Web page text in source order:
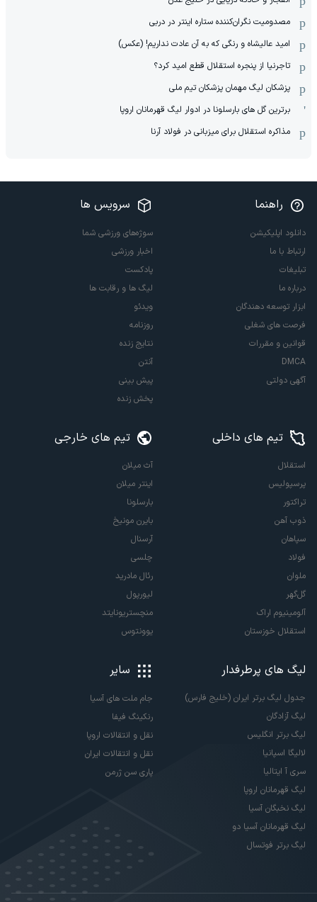
مصدومیت نگران‌کننده ستاره اینتر در دربی
امید عالیشاه و رنگی که به آن عادت نداریم! (عکس)
تاجرنیا از پنجره استقلال قطع امید کرد؟
پزشکان لیگ مهمان پزشکان تیم ملی
برترین گل های بارسلونا در ادوار لیگ قهرمانان اروپا
مذاکره استقلال برای میزبانی در فولاد آرنا
راهنما
دانلود اپلیکیشن
ارتباط با ما
تبلیغات
درباره ما
ابزار توسعه دهندگان
فرصت های شغلی
قوانین و مقررات
DMCA
آگهی دولتی
سرویس ها
سوژه‌های ورزشی شما
اخبار ورزشی
پادکست
لیگ ها و رقابت ها
ویدئو
روزنامه
نتایج زنده
آنتن
پیش بینی
پخش زنده
تیم های داخلی
استقلال
پرسپولیس
تراکتور
ذوب آهن
سپاهان
فولاد
ملوان
گل‌گهر
آلومینیوم اراک
استقلال خوزستان
تیم های خارجی
آث میلان
اینتر میلان
بارسلونا
بایرن مونیخ
آرسنال
چلسی
رئال مادرید
لیورپول
منچستریونایتد
یوونتوس
لیگ های پرطرفدار
جدول لیگ برتر ایران (خلیج فارس)
لیگ آزادگان
لیگ برتر انگلیس
لالیگا اسپانیا
سری آ ایتالیا
لیگ قهرمانان اروپا
لیگ نخبگان آسیا
لیگ قهرمانان آسیا دو
لیگ برتر فوتسال
سایر
جام ملت های آسیا
رنکینگ فیفا
نقل و انتقالات اروپا
نقل و انتقالات ایران
پاری سن ژرمن